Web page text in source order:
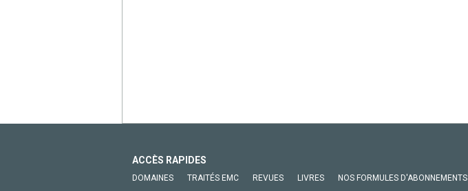
ACCÈS RAPIDES
DOMAINES TRAITÉS EMC REVUES LIVRES NOS FORMULES D'ABONNEMENTS